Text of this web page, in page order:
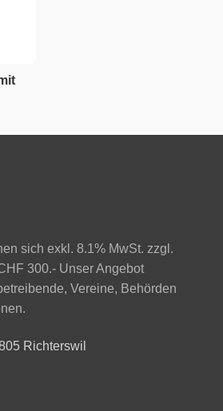
sich exkl. 8.1% MwSt. zzgl.
300.- Unser Angebot
Vereine, Behörden
Richterswil